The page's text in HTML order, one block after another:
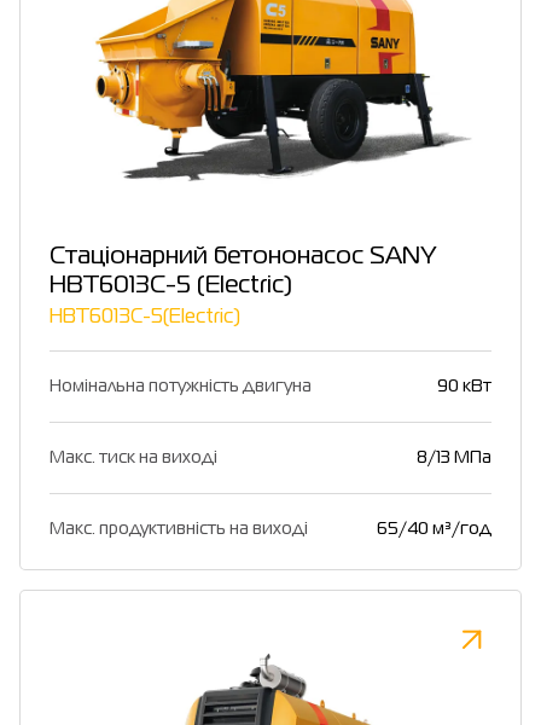
Стаціонарний бетононасос SANY
HBT6013C-5 (Electric)
HBT6013C-5(Electric)
Номінальна потужність двигуна 90 кВт
Макс. тиск на виході 8/13 МПа
Макс. продуктивність на виході 65/40 м³/год